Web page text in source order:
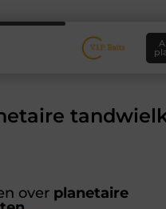
over planetaire